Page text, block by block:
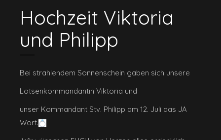
Hochzeit Viktoria
und Philipp
Bei strahlendem Sonnenschein gaben sich unsere
Lotsenkommandantin Viktoria und
unser Kommandant Stv. Philipp am 12. Juli das JA
Wort.